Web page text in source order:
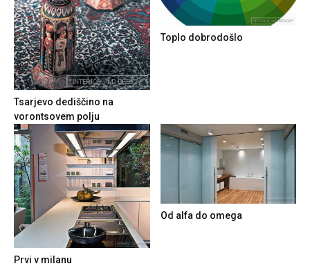
Tsarjevo dediščino na
vorontsovem polju
Toplo dobrodošlo
Prvi v milanu
Od alfa do omega